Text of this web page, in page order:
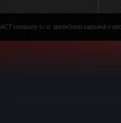
ACT company s.r.o. společnost zapsaná v